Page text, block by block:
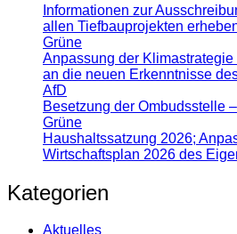
Informationen zur
allen Tiefbauprojekten
Grüne
Anpassung der
an die neuen Erkenntnisse
AfD
Besetzung der Ombudsstelle
Grüne
Haushaltssatzung 2026;
Wirtschaftsplan 2026 des
Kategorien
Aktuelles